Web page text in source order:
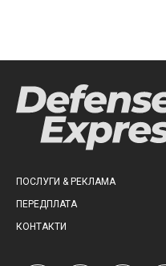
ПОСЛУГИ & РЕКЛАМА
ПЕРЕДПЛАТА
КОНТАКТИ